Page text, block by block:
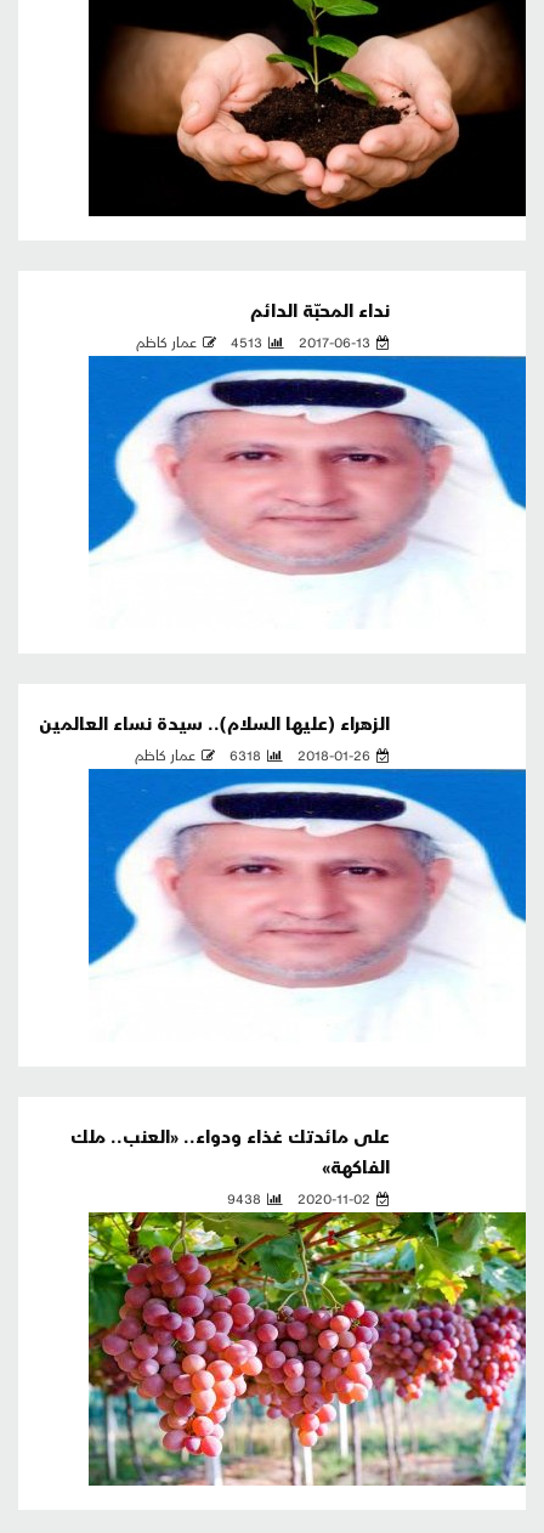
نداء المحبّة الدائم
2017-06-13
4513 عمار كاظم
الزهراء (عليها السلام).. سيدة نساء العالمين
2018-01-26
6318 عمار كاظم
على مائدتك غذاء ودواء.. «العنب.. ملك
الفاكهة»
2020-11-02
9438